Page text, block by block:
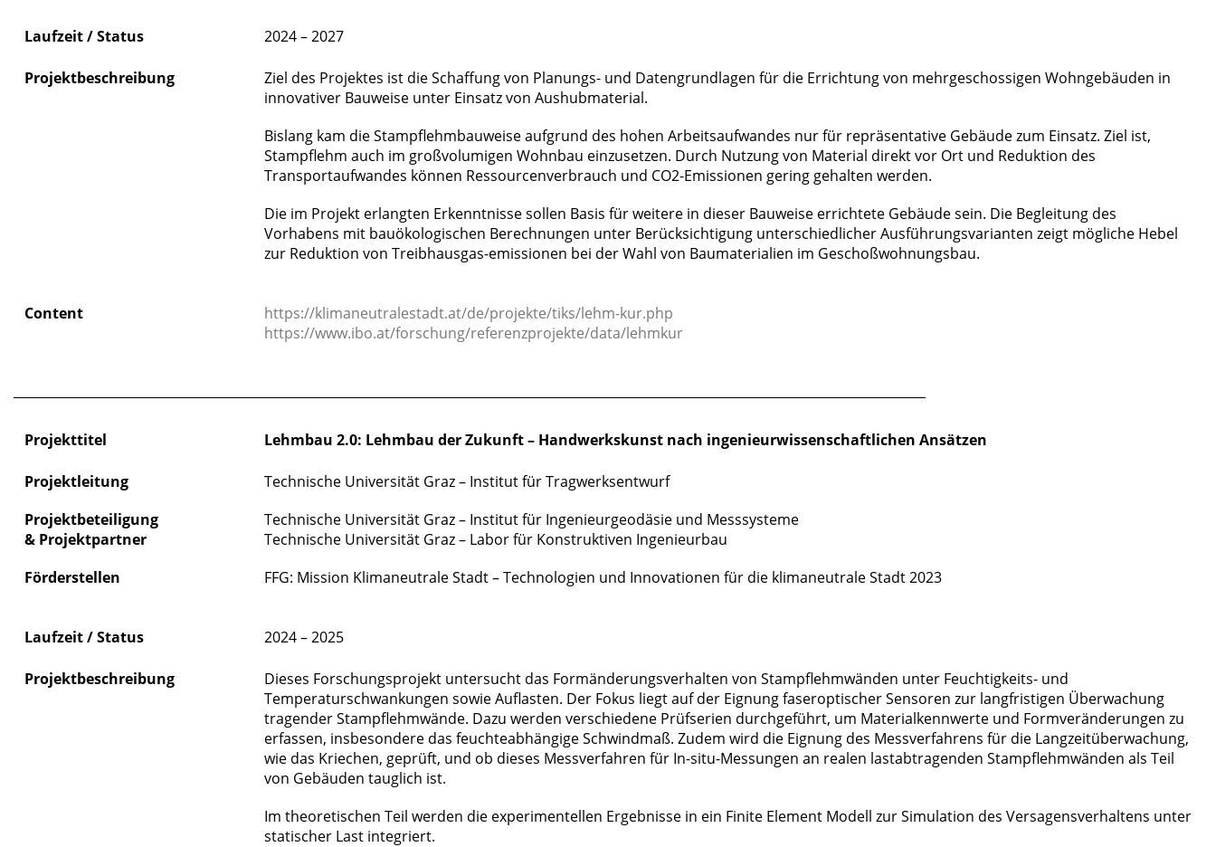
Laufzeit / Status 2024 – 2027
Projektbeschreibung
Ziel des Projektes ist die Schaffung von Planungs- und Datengrundlagen für die Errichtung von mehrgeschossigen Wohngebäuden in
innovativer Bauweise unter Einsatz von Aushubmaterial.
Bislang kam die Stampflehmbauweise aufgrund des hohen Arbeitsaufwandes nur für repräsentative Gebäude zum Einsatz. Ziel ist,
Stampflehm auch im großvolumigen Wohnbau einzusetzen. Durch Nutzung von Material direkt vor Ort und Reduktion des
Transportaufwandes können Ressourcenverbrauch und CO2-Emissionen gering gehalten werden.
Die im Projekt erlangten Erkenntnisse sollen Basis für weitere in dieser Bauweise errichtete Gebäude sein. Die Begleitung des
Vorhabens mit bauökologischen Berechnungen unter Berücksichtigung unterschiedlicher Ausführungsvarianten zeigt mögliche Hebel
zur Reduktion von Treibhausgas-emissionen bei der Wahl von Baumaterialien im Geschoßwohnungsbau.
Content
https://klimaneutralestadt.at/de/projekte/tiks/lehm-kur.php
https://www.ibo.at/forschung/referenzprojekte/data/lehmkur
Projekttitel Lehmbau 2.0: Lehmbau der Zukunft – Handwerkskunst nach ingenieurwissenschaftlichen Ansätzen
Projektleitung
Projektbeteiligung
& Projektpartner
Förderstellen
Technische Universität Graz – Institut für Tragwerksentwurf
Technische Universität Graz – Institut für Ingenieurgeodäsie und Messsysteme
Technische Universität Graz – Labor für Konstruktiven Ingenieurbau
FFG: Mission Klimaneutrale Stadt – Technologien und Innovationen für die klimaneutrale Stadt 2023
Laufzeit / Status 2024 – 2025
Projektbeschreibung
Dieses Forschungsprojekt untersucht das Formänderungsverhalten von Stampflehmwänden unter Feuchtigkeits- und
Temperaturschwankungen sowie Auflasten. Der Fokus liegt auf der Eignung faseroptischer Sensoren zur langfristigen Überwachung
tragender Stampflehmwände. Dazu werden verschiedene Prüfserien durchgeführt, um Materialkennwerte und Formveränderungen zu
erfassen, insbesondere das feuchteabhängige Schwindmaß. Zudem wird die Eignung des Messverfahrens für die Langzeitüberwachung,
wie das Kriechen, geprüft, und ob dieses Messverfahren für In-situ-Messungen an realen lastabtragenden Stampflehmwänden als Teil
von Gebäuden tauglich ist.
Im theoretischen Teil werden die experimentellen Ergebnisse in ein Finite Element Modell zur Simulation des Versagensverhaltens unter
statischer Last integriert.